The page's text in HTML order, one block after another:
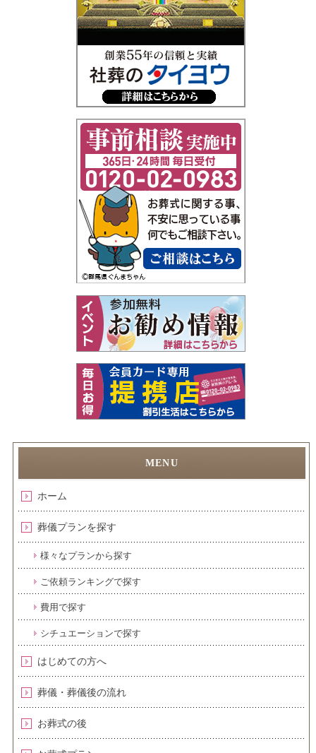
ホーム
葬儀プランを探す
様々なプランから探す
ご依頼ランキングで探す
費用で探す
シチュエーションで探す
はじめての方へ
葬儀・葬儀後の流れ
お葬式の後